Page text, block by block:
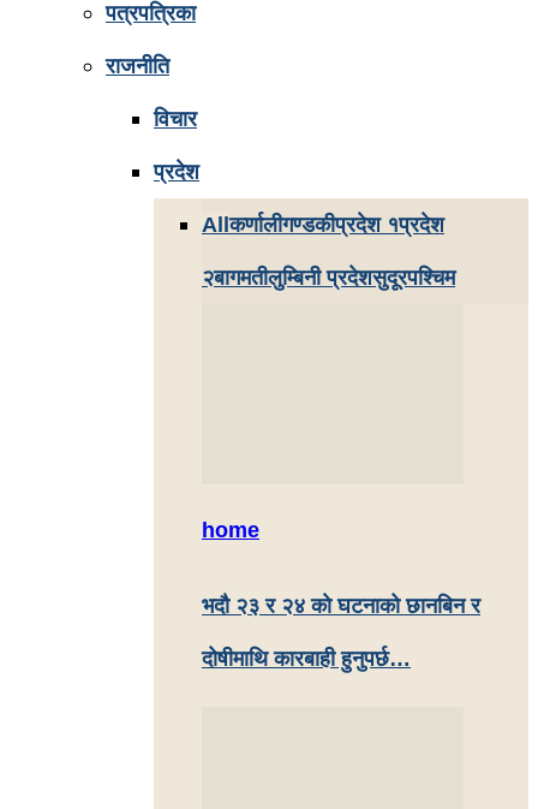
पत्रपत्रिका
राजनीति
विचार
प्रदेश
Allकर्णालीगण्डकीप्रदेश १प्रदेश
२बागमतीलुम्बिनी प्रदेशसुदूरपश्चिम
home
भदौ २३ र २४ काे घटनाको छानबिन र
दोषीमाथि कारबाही हुनुपर्छ…